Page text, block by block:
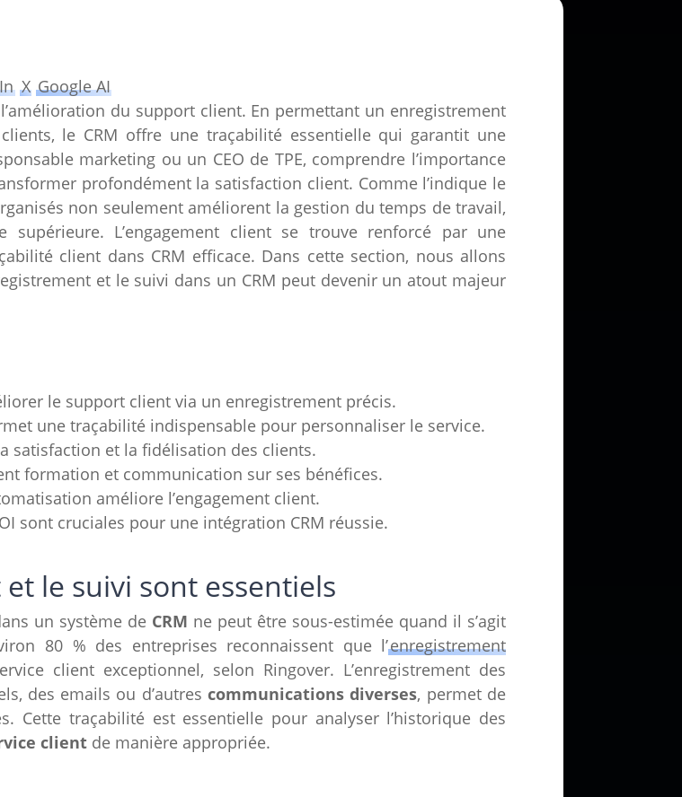
X Google AI
du support client. En permettant un enregistrement
le CRM offre une traçabilité essentielle qui garantit une
marketing ou un CEO de TPE, comprendre l’importance
profondément la satisfaction client. Comme l’indique le
non seulement améliorent la gestion du temps de travail,
L’engagement client se trouve renforcé par une
client dans CRM efficace. Dans cette section, nous allons
et le suivi dans un CRM peut devenir un atout majeur
le support client via un enregistrement précis.
une traçabilité indispensable pour personnaliser le service.
satisfaction et la fidélisation des clients.
formation et communication sur ses bénéfices.
améliore l’engagement client.
sont cruciales pour une intégration CRM réussie.
le suivi sont essentiels
un système de CRM ne peut être sous-estimée quand il s’agit
80 % des entreprises reconnaissent que l’enregistrement
client exceptionnel, selon Ringover. L’enregistrement des
des emails ou d’autrescommunications diverses, permet de
Cette traçabilité est essentielle pour analyser l’historique des
client de manière appropriée.